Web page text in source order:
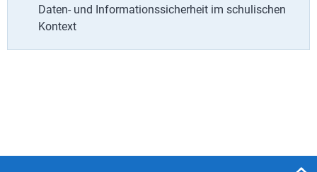
Daten- und Informationssicherheit im schulischen
Kontext